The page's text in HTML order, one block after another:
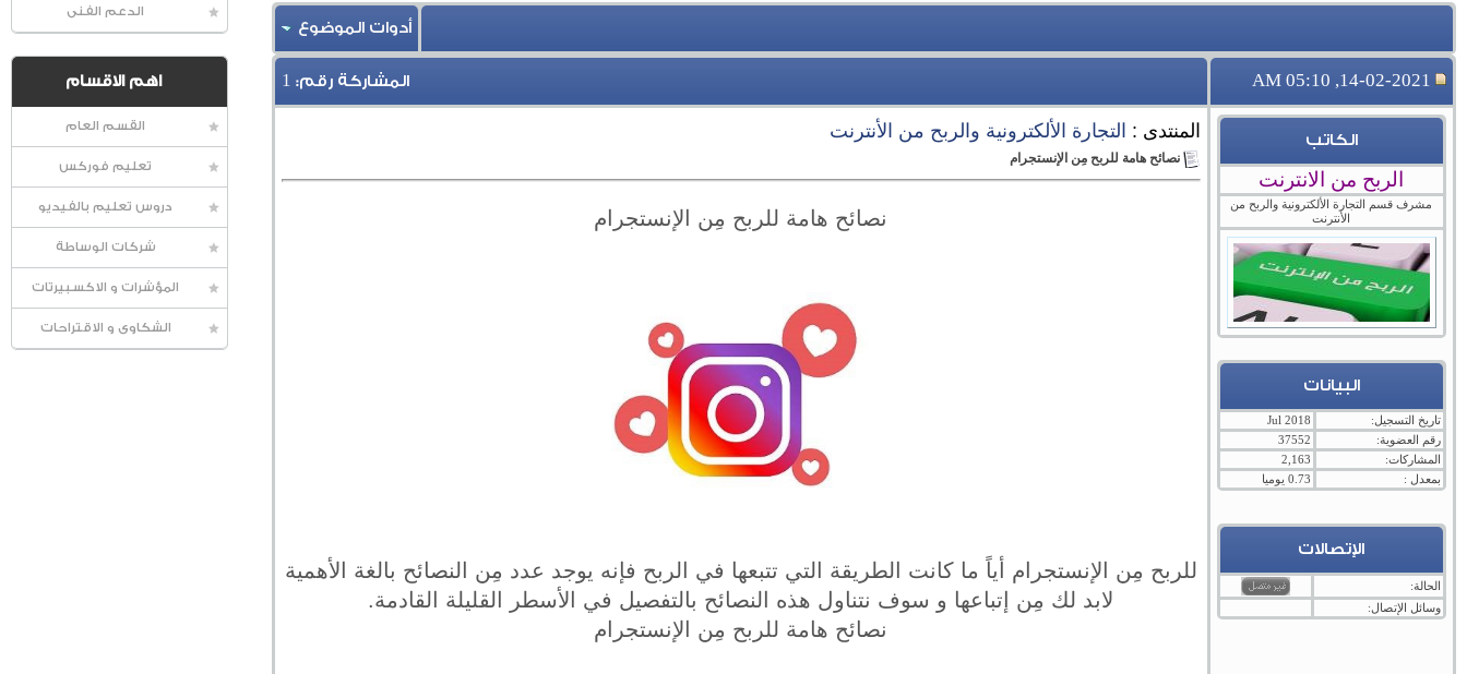
الدعم الفنى
اهم الاقسام
القسم العام
تعليم فوركس
دروس تعليم بالفيديو
شركات الوساطة
المؤشرات و الاكسبيرتات
الشكاوى و الاقتراحات
أدوات الموضوع
14-02-2021, 05:10 AM المشاركة رقم: 1
الكاتب
الربح من الانترنت
مشرف قسم التجارة الألكترونية والربح من
الأنترنت
البيانات
تاريخ التسجيل:
Jul 2018
رقم العضوية:
37552
المشاركات:
2,163
بمعدل :
0.73 يوميا
الإتصالات
الحالة:
وسائل الإتصال:
المنتدى : التجارة الألكترونية والربح من الأنترنت
نصائح هامة للربح مِن الإنستجرام
نصائح هامة للربح مِن الإنستجرام
للربح مِن الإنستجرام أياً ما كانت الطريقة التي تتبعها في الربح فإنه يوجد عدد مِن النصائح بالغة الأهمية
لابد لك مِن إتباعها و سوف نتناول هذه النصائح بالتفصيل في الأسطر القليلة القادمة.
نصائح هامة للربح مِن الإنستجرام